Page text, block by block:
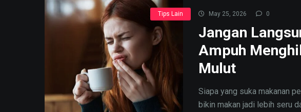
Tips Lain May 25, 2026 0
Jangan
Ampuh
Mulut
Siapa yang suka makanan
bikin makan jadi lebih seru